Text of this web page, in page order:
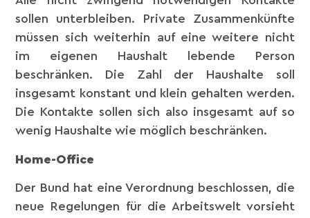
sollen unterbleiben. Private Zusammenkünfte
müssen sich weiterhin auf eine weitere nicht
im eigenen Haushalt lebende Person
beschränken. Die Zahl der Haushalte soll
insgesamt konstant und klein gehalten werden.
Die Kontakte sollen sich also insgesamt auf so
wenig Haushalte wie möglich beschränken.
Home-Office
Der Bund hat eine Verordnung beschlossen, die
neue Regelungen für die Arbeitswelt vorsieht